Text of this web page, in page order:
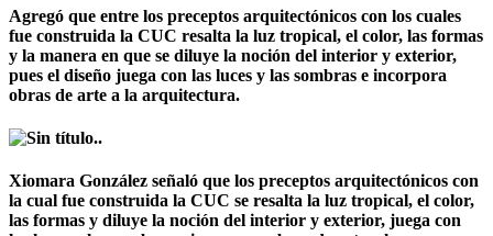
Agregó que entre los preceptos arquitectónicos con los cuales
fue construida la CUC resalta la luz tropical, el color, las formas
y la manera en que se diluye la noción del interior y exterior,
pues el diseño juega con las luces y las sombras e incorpora
obras de arte a la arquitectura.
Xiomara González señaló que los preceptos arquitectónicos con
la cual fue construida la CUC se resalta la luz tropical, el color,
las formas y diluye la noción del interior y exterior, juega con